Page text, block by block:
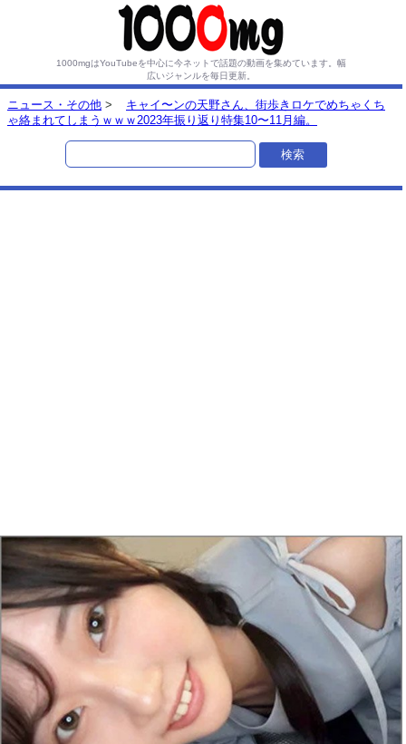
1000mgはYouTubeを中心に今ネットで話題の動画を集めています。 幅
広いジャンルを毎日更新。
ニュース・その他 >
キャイ〜ンの天野さん、街歩きロケでめちゃくち
ゃ絡まれてしまうｗｗｗ2023年振り返り特集10〜11月編。